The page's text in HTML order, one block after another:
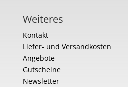
Weiteres
Kontakt
Liefer- und Versandkosten
Angebote
Gutscheine
Newsletter